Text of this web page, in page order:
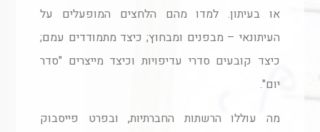
או בעיתון. למדו מהם הלחצים המופעלים על
העיתונאי – מבפנים ומבחוץ; כיצד מתמודדים עמם;
כיצד קובעים סדרי עדיפויות וכיצד מייצרים "סדר
יום".
מה עוללו הרשתות החברתיות, ובפרט פייסבוק